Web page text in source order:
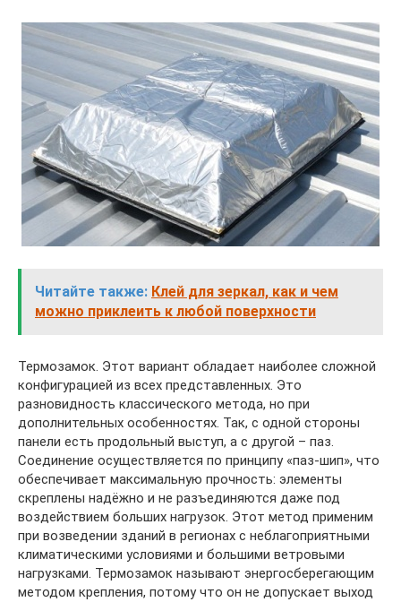
Читайте также: Клей для зеркал, как и чем
можно приклеить к любой поверхности
Термозамок. Этот вариант обладает наиболее сложной
конфигурацией из всех представленных. Это
разновидность классического метода, но при
дополнительных особенностях. Так, с одной стороны
панели есть продольный выступ, а с другой – паз.
Соединение осуществляется по принципу «паз-шип», что
обеспечивает максимальную прочность: элементы
скреплены надёжно и не разъединяются даже под
воздействием больших нагрузок. Этот метод применим
при возведении зданий в регионах с неблагоприятными
климатическими условиями и большими ветровыми
нагрузками. Термозамок называют энергосберегающим
методом крепления, потому что он не допускает выход